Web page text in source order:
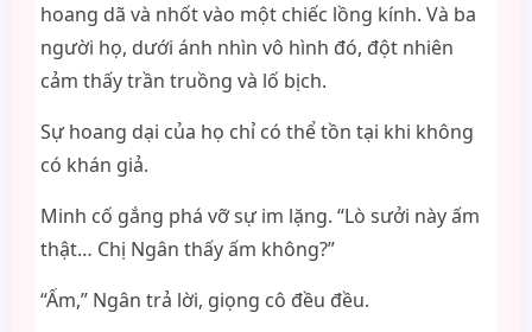
hoang dã và nhốt vào một chiếc lồng kính. Và ba
người họ, dưới ánh nhìn vô hình đó, đột nhiên
cảm thấy trần truồng và lố bịch.
Sự hoang dại của họ chỉ có thể tồn tại khi không
có khán giả.
Minh cố gắng phá vỡ sự im lặng. “Lò sưởi này ấm
thật… Chị Ngân thấy ấm không?”
“Ấm,” Ngân trả lời, giọng cô đều đều.